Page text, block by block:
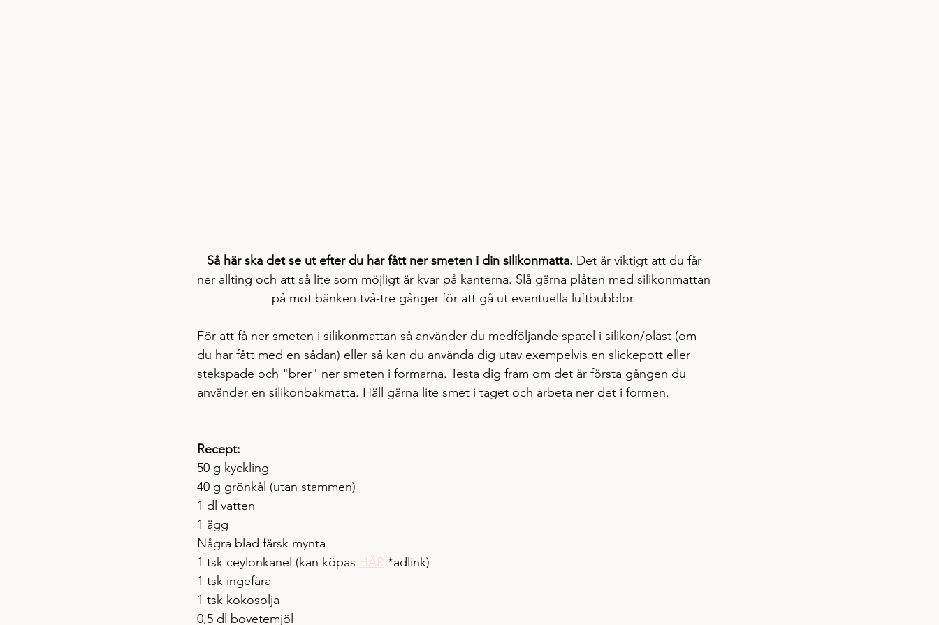
Så här ska det se ut efter du har fått ner smeten i din silikonmatta. Det är viktigt att du får
ner allting och att så lite som möjligt är kvar på kanterna. Slå gärna plåten med silikonmattan
på mot bänken två-tre gånger för att gå ut eventuella luftbubblor.
För att få ner smeten i silikonmattan så använder du medföljande spatel i silikon/plast (om
du har fått med en sådan) eller så kan du använda dig utav exempelvis en slickepott eller
stekspade och "brer" ner smeten i formarna. Testa dig fram om det är första gången du
använder en silikonbakmatta. Häll gärna lite smet i taget och arbeta ner det i formen.
Recept:
50 g kyckling
40 g grönkål (utan stammen)
1 dl vatten
1 ägg
Några blad färsk mynta
1 tsk ceylonkanel (kan köpas HÄR *adlink)
1 tsk ingefära
1 tsk kokosolja
0,5 dl bovetemjöl